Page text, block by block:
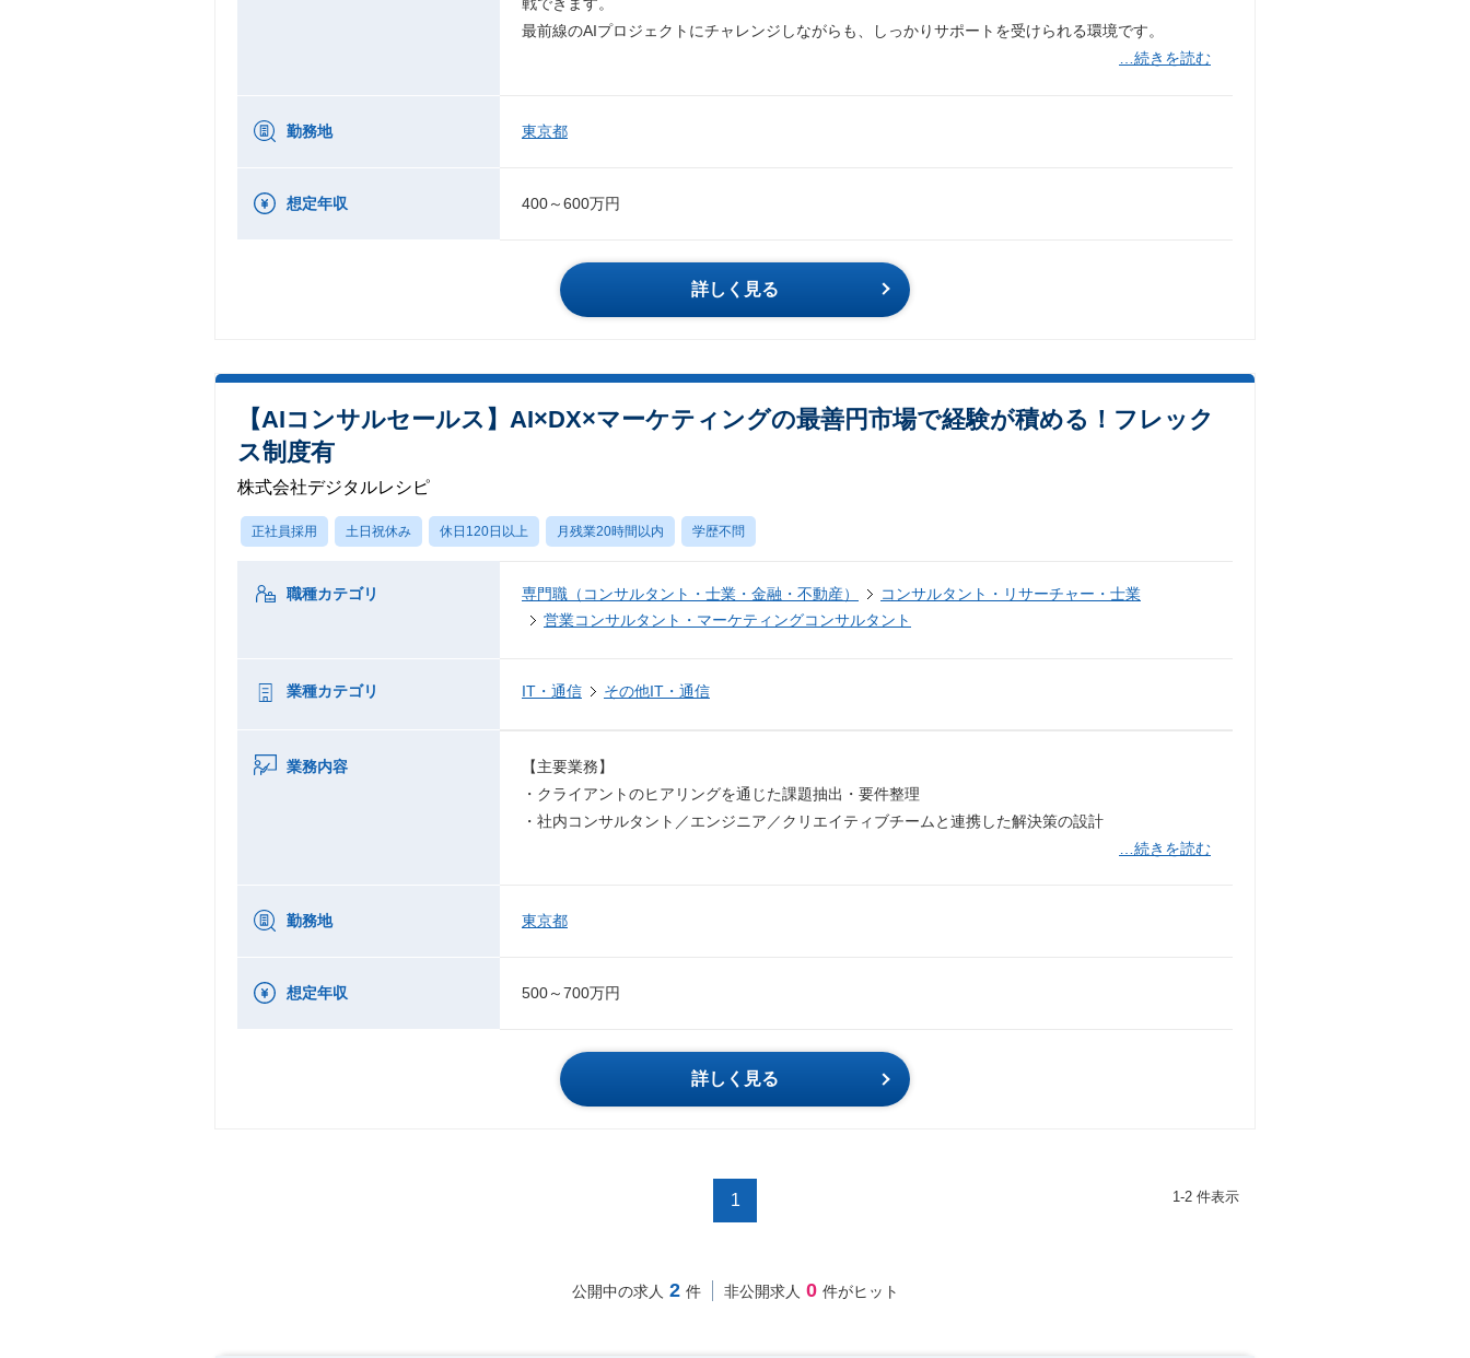
最前線のAIプロジェクトにチャレンジしながらも、しっかりサポートを受けられる環境です。
…続きを読む
勤務地 東京都
想定年収 400～600万円
詳しく見る
【AIコンサルセールス】AI×DX×マーケティングの最善円市場で経験が積める！フレック
ス制度有
株式会社デジタルレシピ
正社員採用 土日祝休み 休日120日以上 月残業20時間以内 学歴不問
職種カテゴリ 専門職（コンサルタント・士業・金融・不動産）
コンサルタント・リサーチャー・士業
営業コンサルタント・マーケティングコンサルタント
業種カテゴリ IT・通信 その他IT・通信
業務内容
【主要業務】
・クライアントのヒアリングを通じた課題抽出・要件整理
・社内コンサルタント／エンジニア／クリエイティブチームと連携した解決策の設計
…続きを読む
勤務地 東京都
想定年収 500～700万円
詳しく見る
1 1-2 件表示
公開中の求人 2 件 非公開求人 0 件がヒット